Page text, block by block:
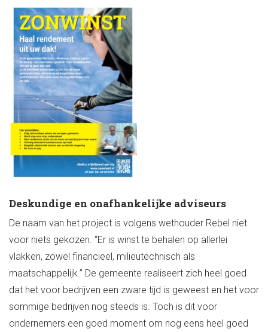
Deskundige en onafhankelijke adviseurs
De naam van het project is volgens wethouder Rebel niet
voor niets gekozen. “Er is winst te behalen op allerlei
vlakken, zowel financieel, milieutechnisch als
maatschappelijk.” De gemeente realiseert zich heel goed
dat het voor bedrijven een zware tijd is geweest en het voor
sommige bedrijven nog steeds is. Toch is dit voor
ondernemers een goed moment om nog eens heel goed